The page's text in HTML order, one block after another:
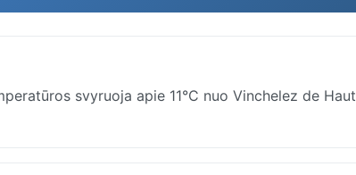
svyruoja apie 11°C nuo Vinchelez de Haut